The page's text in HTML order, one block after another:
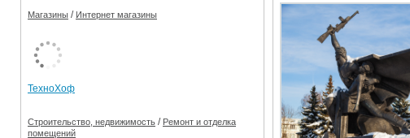
За нарушение правил противопожарной безопасности
Ограничения движения транспорта на майские праздники
Магазины / Интернет магазины
ТехноХоф
Строительство, недвижимость / Ремонт и отделка
помещений